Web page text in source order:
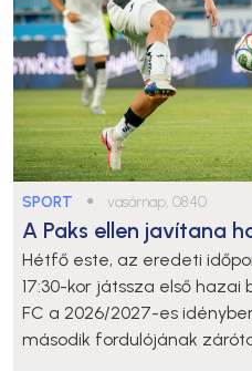
SPORT ● vasárnap, 08:40
A Paks ellen javítana
Hétfő este, az eredeti
17:30-kor játssza első
FC a 2026/2027-es
második fordulójának